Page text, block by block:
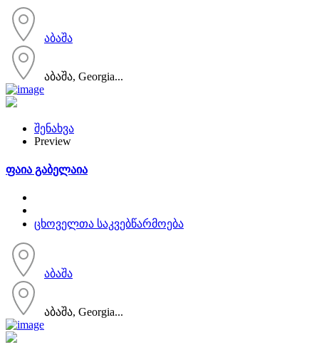
აბაშა
აბაშა, Georgia...
შენახვა
Preview
ფაია გაბელაია
ცხოველთა საკვებწარმოება
აბაშა
აბაშა, Georgia...